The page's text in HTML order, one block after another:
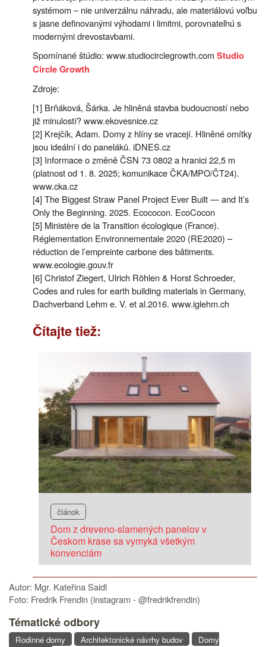
systémom – nie univerzálnu náhradu, ale materiálovú voľbu
s jasne definovanými výhodami i limitmi, porovnateľnú s
modernými drevostavbami.
Spomínané štúdio: www.studiocirclegrowth.comStudio
Circle Growth
Zdroje:
[1] Brňáková, Šárka. Je hliněná stavba budoucností nebo
již minulostí? www.ekovesnice.cz
[2] Krejčík, Adam. Domy z hlíny se vracejí. Hliněné omítky
jsou ideální i do paneláků. iDNES.cz
[3] Informace o změně ČSN 73 0802 a hranici 22,5 m
(platnost od 1. 8. 2025; komunikace ČKA/MPO/ČT24).
www.cka.cz
[4] The Biggest Straw Panel Project Ever Built — and It’s
Only the Beginning. 2025. Ecococon. EcoCocon
[5] Ministère de la Transition écologique (France).
Réglementation Environnementale 2020 (RE2020) –
réduction de l’empreinte carbone des bâtiments.
www.ecologie.gouv.fr
[6] Christof Ziegert, Ulrich Röhlen & Horst Schroeder,
Codes and rules for earth building materials in Germany,
Dachverband Lehm e. V. et al.2016. www.iglehm.ch
Čítajte tiež:
článok
Dom z dreveno-slamených panelov v
Českom krase sa vymyká všetkým
konvenciám
Autor: Mgr. Kateřina Saidl
Foto: Fredrik Frendin (instagram - @fredrikfrendin)
Tématické odbory
Rodinné domy Architektonické návrhy budov
Domy